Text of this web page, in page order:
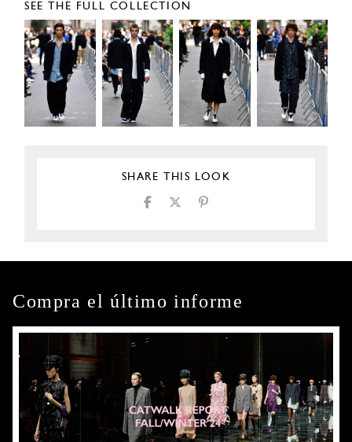
SEE THE FULL COLLECTION
SHARE THIS LOOK
Compra el último informe